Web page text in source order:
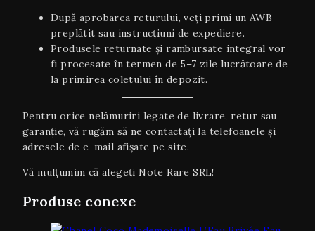
După aprobarea returului, veți primi un AWB
preplătit sau instrucțiuni de expediere.
Produsele returnate și rambursate integral vor
fi procesate în termen de 5–7 zile lucrătoare de
la primirea coletului în depozit.
Pentru orice nelămuriri legate de livrare, retur sau
garanţie, vă rugăm să ne contactați la telefoanele și
adresele de e-mail afișate pe site.
Vă mulțumim că alegeți Note Rare SRL!
Produse conexe